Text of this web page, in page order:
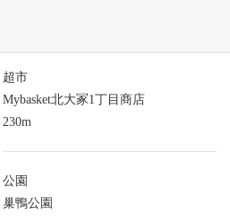
超市
Mybasket北大冢1丁目商店
230m
公園
巢鴨公園